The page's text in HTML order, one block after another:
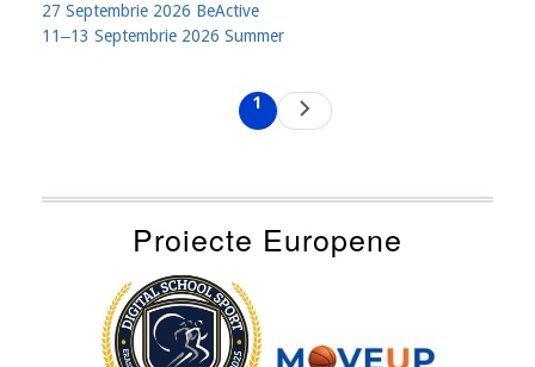
27 Septembrie 2026 BeActive
11‒13 Septembrie 2026 Summer
Current
page
1
Next
page
Proiecte Europene